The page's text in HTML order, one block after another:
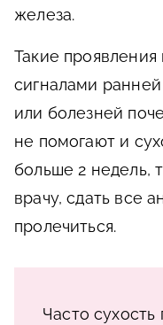
железа.
Такие
сигналами
или болезней
не помогают и
больше 2 недель,
врачу, сдать все
пролечиться.
Часто